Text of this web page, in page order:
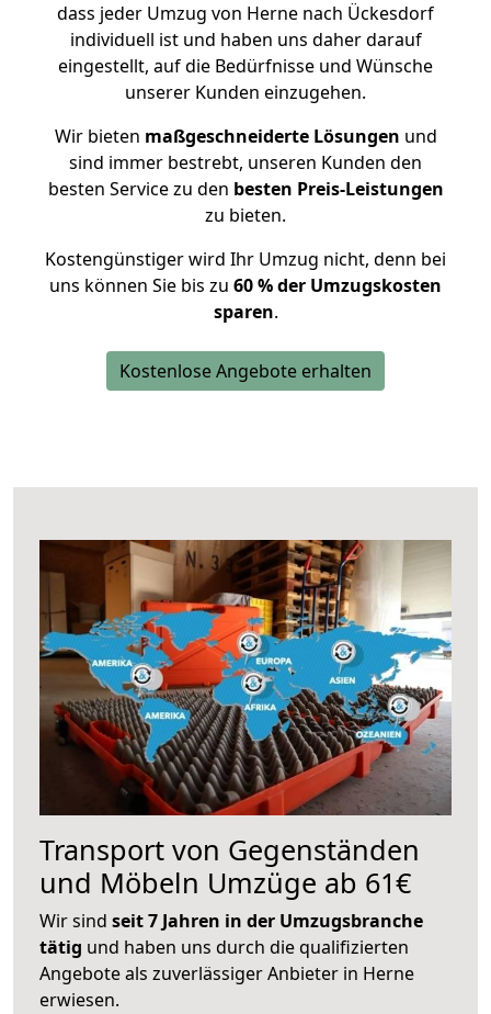
dass jeder Umzug von Herne nach Ückesdorf
individuell ist und haben uns daher darauf
eingestellt, auf die Bedürfnisse und Wünsche
unserer Kunden einzugehen.
Wir bieten maßgeschneiderte Lösungen und
sind immer bestrebt, unseren Kunden den
besten Service zu den besten Preis-Leistungen
zu bieten.
Kostengünstiger wird Ihr Umzug nicht, denn bei
uns können Sie bis zu 60 % der Umzugskosten
sparen.
Kostenlose Angebote erhalten
Transport von Gegenständen
und Möbeln Umzüge ab 61€
Wir sind seit 7 Jahren in der Umzugsbranche
tätig und haben uns durch die qualifizierten
Angebote als zuverlässiger Anbieter in Herne
erwiesen.